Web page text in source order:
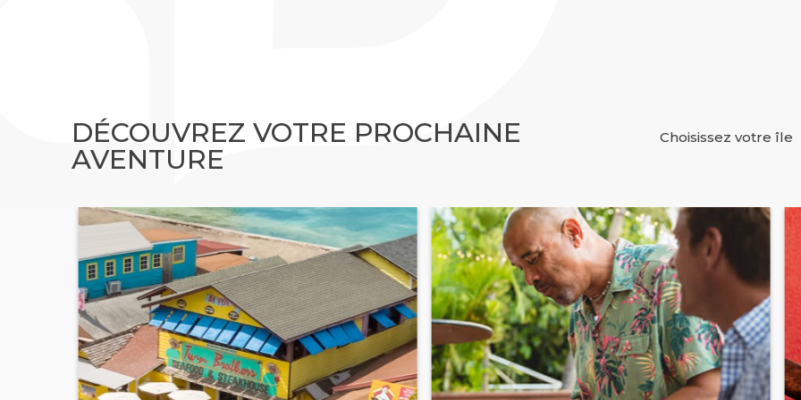
DÉCOUVREZ VOTRE PROCHAINE
AVENTURE
Choisissez votre île